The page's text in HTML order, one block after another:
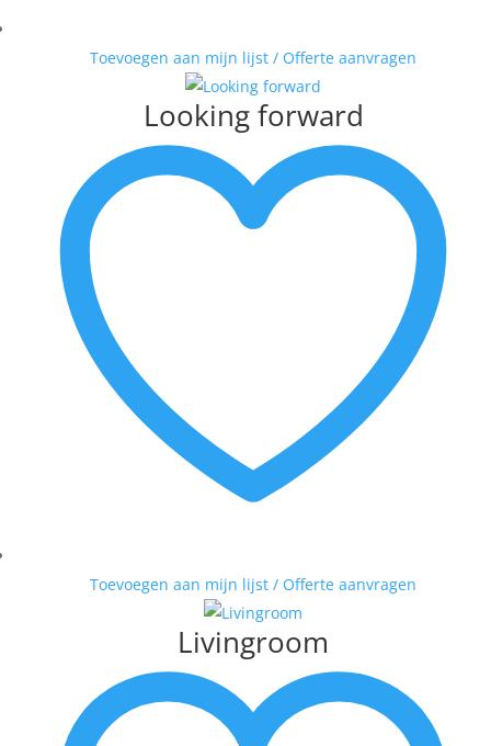
Toevoegen aan mijn lijst / Offerte aanvragen
Looking forward
Toevoegen aan mijn lijst / Offerte aanvragen
Livingroom